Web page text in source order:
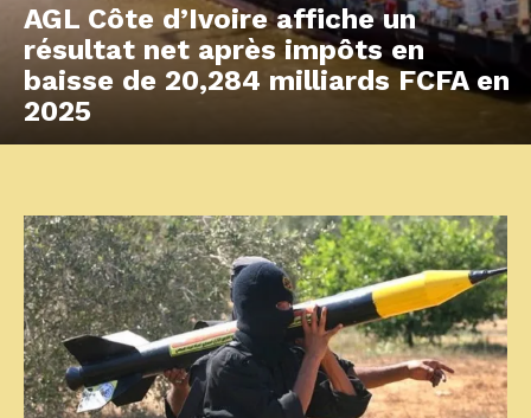
AGL Côte d’Ivoire affiche un
résultat net après impôts en
baisse de 20,284 milliards FCFA en
2025